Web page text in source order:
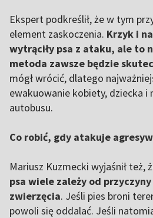
Ekspert podkreślił, że w tym
element zaskoczenia. Krzyk i
wytrąciły psa z ataku, ale to
metoda zawsze będzie
mógł wrócić, dlatego
ewakuowanie kobiety, dziecka i
autobusu.
Co robić, gdy atakuje
Mariusz Kuzmecki wyjaśnił też,
psa wiele zależy od
zwierzęcia. Jeśli pies broni
powoli się oddalać. Jeśli